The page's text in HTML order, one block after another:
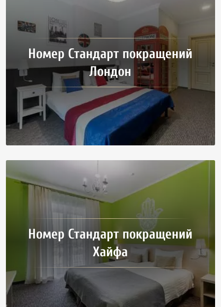
Номер Стандарт покращений
Лондон
Номер Стандарт покращений
Хайфа